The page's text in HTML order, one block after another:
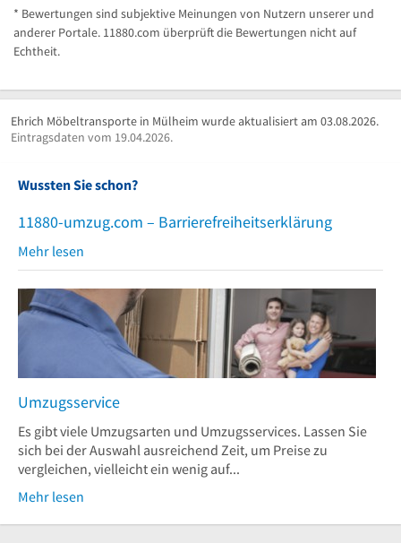
* Bewertungen sind subjektive Meinungen von Nutzern unserer und
anderer Portale. 11880.com überprüft die Bewertungen nicht auf
Echtheit.
Ehrich Möbeltransporte in Mülheim wurde aktualisiert am 03.08.2026.
Eintragsdaten vom 19.04.2026.
Wussten Sie schon?
11880-umzug.com – Barrierefreiheitserklärung
Mehr lesen
Umzugsservice
Es gibt viele Umzugsarten und Umzugsservices. Lassen Sie
sich bei der Auswahl ausreichend Zeit, um Preise zu
vergleichen, vielleicht ein wenig auf...
Mehr lesen